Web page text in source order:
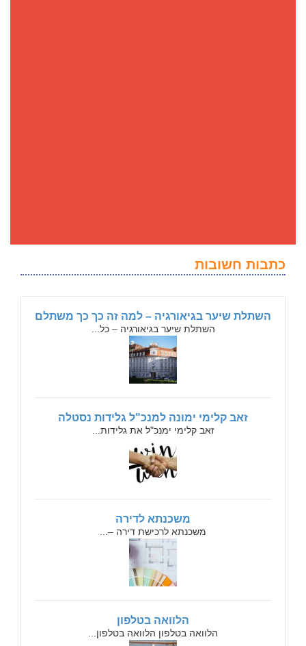
כתבות חשובות
השתלת שיער בגיאורגיה – למה זה כך כך משתלם
השתלת שיער בגיאורגיה – כל...
זאב קלימי ימונה למנכ"ל גלידות נסטלה
זאב קלימי ימנכ"ל את גלידות...
משכנתא לדירה
משכנתא לרכישת דירה –...
הלוואה בטלפון
הלוואה בטלפון הלוואה בטלפון...